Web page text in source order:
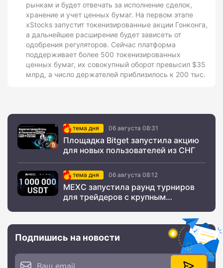
рынкам и будет отвечать за исполнение сделок,
хранение и учет ценных бумаг. На первом этапе
xStocks запустит токенизированные акции Гонконга,
а дальнейшее расширение будет зависеть от
одобрения регуляторов. Сейчас платформа
поддерживает более 500 токенизированных
ценных бумаг, их совокупный оборот превысил $35
млрд, а число держателей приблизилось к 200 тыс.
тема дня 06 августа 08:31
Площадка Bitget запустила акцию
для новых пользователей из СНГ
тема дня 06 августа 08:12
MEXC запустила раунд турниров
для трейдеров с крупным
Подпишись на новости